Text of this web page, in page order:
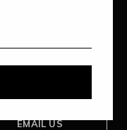
EMAIL US